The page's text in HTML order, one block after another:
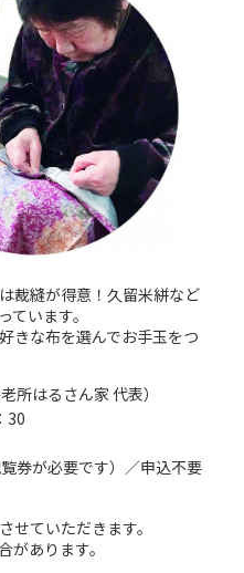
裁縫が得意！久留米絣など
います。
きな布を選んでお手玉をつ
所はるさん家 代表）
30
券が必要です）／申込不要
ていただきます。
あります。